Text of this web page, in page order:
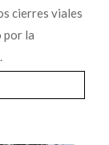
cierres viales
por la